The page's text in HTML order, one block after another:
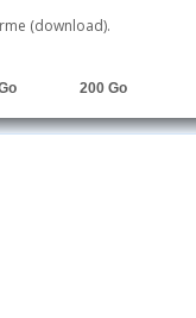
(download).
200 Go